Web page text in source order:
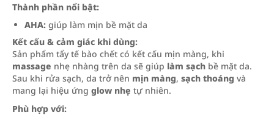
Thành phần nổi bật:
AHA: giúp làm mịn bề mặt da
Kết cấu & cảm giác khi dùng:
Sản phẩm tẩy tế bào chết có kết cấu mịn màng, khi
massage nhẹ nhàng trên da sẽ giúp làm sạch bề mặt da.
Sau khi rửa sạch, da trở nên mịn màng, sạch thoáng và
mang lại hiệu ứng glow nhẹ tự nhiên.
Phù hợp với: